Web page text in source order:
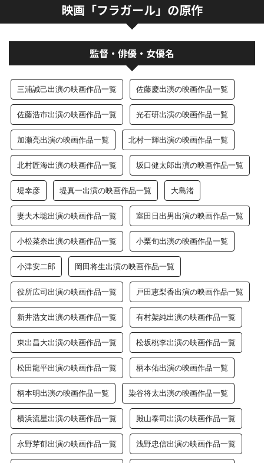
映画「フラガール」の原作
監督・俳優・女優名
三浦誠己出演の映画作品一覧 佐藤慶出演の映画作品一覧
佐藤浩市出演の映画作品一覧 光石研出演の映画作品一覧
加瀬亮出演の映画作品一覧 北村一輝出演の映画作品一覧
北村匠海出演の映画作品一覧 坂口健太郎出演の映画作品一覧
堤幸彦 堤真一出演の映画作品一覧 大島渚
妻夫木聡出演の映画作品一覧 室田日出男出演の映画作品一覧
小松菜奈出演の映画作品一覧 小栗旬出演の映画作品一覧
小津安二郎 岡田将生出演の映画作品一覧
役所広司出演の映画作品一覧 戸田恵梨香出演の映画作品一覧
新井浩文出演の映画作品一覧 有村架純出演の映画作品一覧
東出昌大出演の映画作品一覧 松坂桃李出演の映画作品一覧
松田龍平出演の映画作品一覧 柄本佑出演の映画作品一覧
柄本明出演の映画作品一覧 染谷将太出演の映画作品一覧
横浜流星出演の映画作品一覧 殿山泰司出演の映画作品一覧
永野芽郁出演の映画作品一覧 浅野忠信出演の映画作品一覧